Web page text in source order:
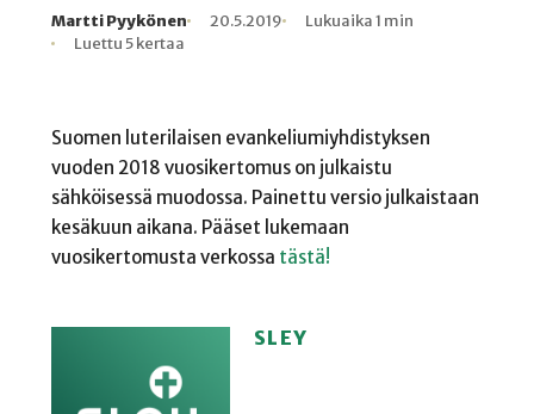
Kirjoittaja
Martti Pyykönen
Julkaistu
20.5.2019
Lukuaika
Lukuaika 1 min
Lukukertoja
Luettu 5 kertaa
Suomen luterilaisen evankeliumiyhdistyksen
vuoden 2018 vuosikertomus on julkaistu
sähköisessä muodossa. Painettu versio julkaistaan
kesäkuun aikana. Pääset lukemaan
vuosikertomusta verkossa tästä!
SLEY